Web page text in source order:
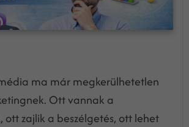
ma már megkerülhetetlen
Ott vannak a
ott zajlik a beszélgetés, ott lehet